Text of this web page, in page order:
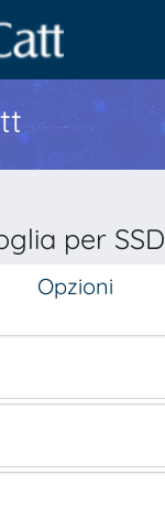
per SSD
Opzioni